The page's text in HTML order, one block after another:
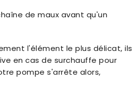
de maux avant qu'un
l'élément le plus délicat, ils
en cas de surchauffe pour
pompe s'arrête alors,